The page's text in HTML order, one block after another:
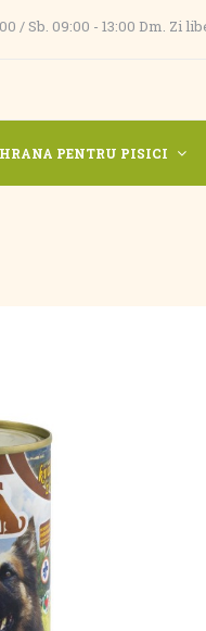
/ Sb. 09:00 - 13:00 Dm. Zi
HRANA PENTRU PISICI